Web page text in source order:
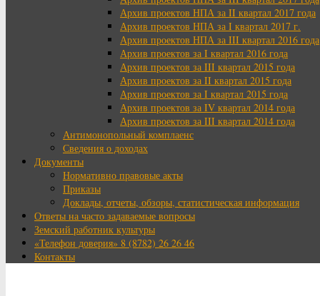
Архив проектов НПА за II квартал 2017 года
Архив проектов НПА за I квартал 2017 г.
Архив проектов НПА за III квартал 2016 года
Архив проектов за I квартал 2016 года
Архив проектов за III квартал 2015 года
Архив проектов за II квартал 2015 года
Архив проектов за I квартал 2015 года
Архив проектов за IV квартал 2014 года
Архив проектов за III квартал 2014 года
Антимонопольный комплаенс
Сведения о доходах
Документы
Нормативно правовые акты
Приказы
Доклады, отчеты, обзоры, статистическая информация
Ответы на часто задаваемые вопросы
Земский работник культуры
«Телефон доверия» 8 (8782) 26 26 46
Контакты